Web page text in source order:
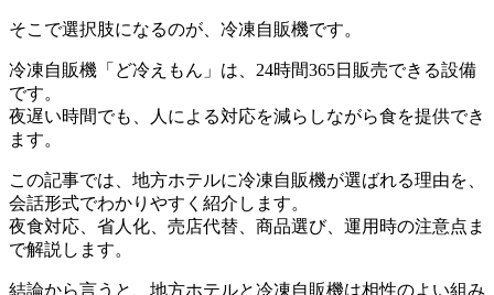
そこで選択肢になるのが、冷凍自販機です。
冷凍自販機「ど冷えもん」は、24時間365日販売できる設備
です。
夜遅い時間でも、人による対応を減らしながら食を提供でき
ます。
この記事では、地方ホテルに冷凍自販機が選ばれる理由を、
会話形式でわかりやすく紹介します。
夜食対応、省人化、売店代替、商品選び、運用時の注意点ま
で解説します。
結論から言うと、地方ホテルと冷凍自販機は相性のよい組み